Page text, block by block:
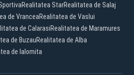
Realitatea StarRealitatea de Salaj
de VranceaRealitatea de Vaslui
de CalarasiRealitatea de Maramures
de BuzauRealitatea de Alba
de Ialomita